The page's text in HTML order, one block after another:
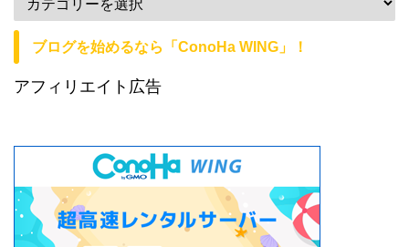
ブログを始めるなら「ConoHa WING」！
アフィリエイト広告